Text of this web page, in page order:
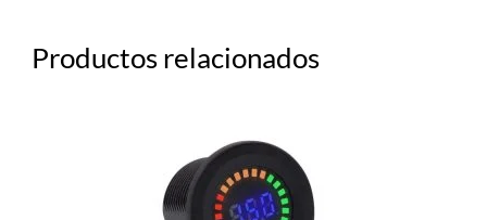
Productos relacionados